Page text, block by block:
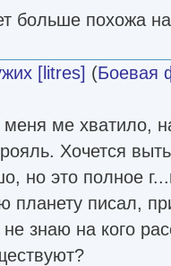
больше похожа
[litres] (Боевая
ме хватило,
Хочется выть
но это полное
планету писал,
знаю на кого